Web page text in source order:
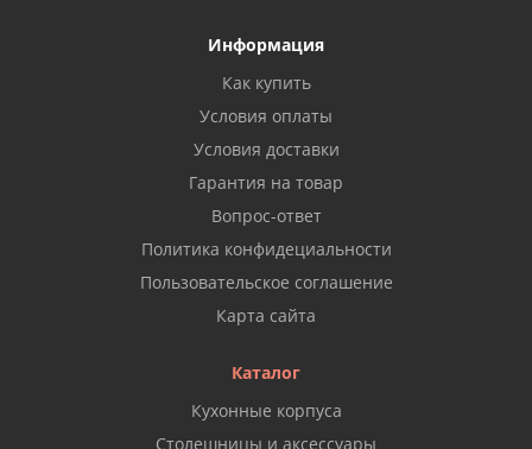
Информация
Как купить
Условия оплаты
Условия доставки
Гарантия на товар
Вопрос-ответ
Политика конфидециальности
Пользовательское соглашение
Карта сайта
Каталог
Кухонные корпуса
Столешницы и аксессуары